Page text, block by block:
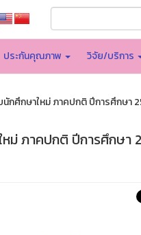
ประกันคุณภาพ วิจัย/บริการ
กศึกษาใหม่ ภาคปกติ ปีการศึกษา
ม่ ภาคปกติ ปีการศึกษา